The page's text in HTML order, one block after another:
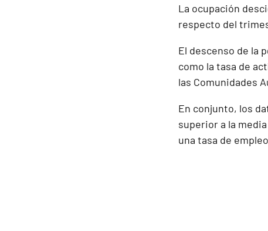
La ocupación
respecto del
El descenso de la
como la tasa de
las Comunidades
En conjunto, los
superior a la
una tasa de